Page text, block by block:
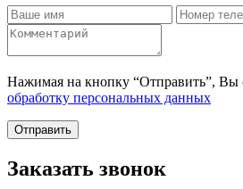
Нажимая на кнопку “Отправить”, Вы
обработку персональных данных
Отправить
Заказать звонок